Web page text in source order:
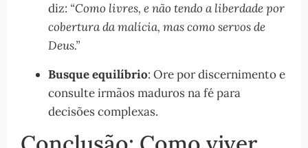
diz: “Como livres, e não tendo a liberdade por
cobertura da malícia, mas como servos de
Deus.”
Busque equilíbrio: Ore por discernimento e
consulte irmãos maduros na fé para
decisões complexas.